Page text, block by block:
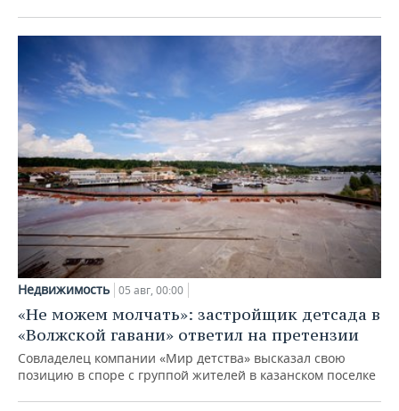
Недвижимость 05 авг, 00:00
«Не можем молчать»: застройщик детсада в
«Волжской гавани» ответил на претензии
Совладелец компании «Мир детства» высказал свою
позицию в споре с группой жителей в казанском поселке